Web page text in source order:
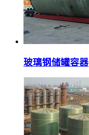
玻璃钢储罐容器